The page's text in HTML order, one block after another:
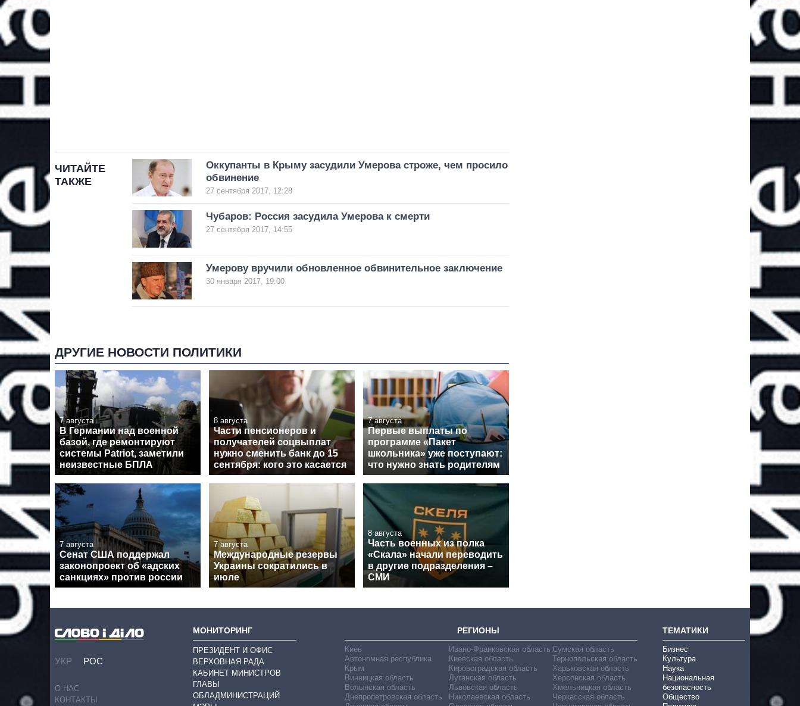
ЧИТАЙТЕ
ТАКЖЕ
Оккупанты в Крыму засудили Умерова строже, чем просило
обвинение
27 сентября 2017, 12:28
Чубаров: Россия засудила Умерова к смерти
27 сентября 2017, 14:55
Умерову вручили обновленное обвинительное заключение
30 января 2017, 19:00
ДРУГИЕ НОВОСТИ ПОЛИТИКИ
7 августа
В Германии над военной
базой, где ремонтируют
системы Patriot, заметили
неизвестные БПЛА
8 августа
Части пенсионеров и
получателей соцвыплат
нужно сменить банк до 15
сентября: кого это касается
7 августа
Первые выплаты по
программе «Пакет
школьника» уже поступают:
что нужно знать родителям
7 августа
Сенат США поддержал
законопроект об «адских
санкциях» против россии
7 августа
Международные резервы
Украины сократились в
июле
8 августа
Часть военных из полка
«Скала» начали переводить
в другие подразделения –
СМИ
УКР РОС
О НАС
КОНТАКТЫ
МОНИТОРИНГ
ПРЕЗИДЕНТ И ОФИС
ВЕРХОВНАЯ РАДА
КАБИНЕТ МИНИСТРОВ
ГЛАВЫ
ОБЛАДМИНИСТРАЦИЙ
РЕГИОНЫ
Киев
Автономная республика
Крым
Винницкая область
Волынская область
Днепропетровская область
Ивано-Франковская область
Киевская область
Кировоградская область
Луганская область
Львовская область
Николаевская область
Сумская область
Тернопольская область
Харьковская область
Херсонская область
Хмельницкая область
Черкасская область
ТЕМАТИКИ
Бизнес
Культура
Наука
Национальная
безопасность
Общество